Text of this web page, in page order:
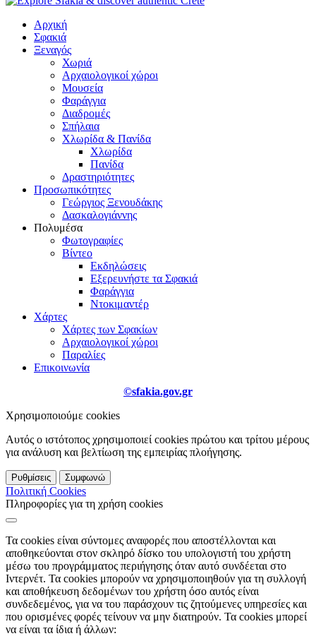
Αρχική
Σφακιά
Ξεναγός
Χωριά
Αρχαιολογικοί χώροι
Μουσεία
Φαράγγια
Διαδρομές
Σπήλαια
Χλωρίδα & Πανίδα
Χλωρίδα
Πανίδα
Δραστηριότητες
Προσωπικότητες
Γεώργιος Ξενουδάκης
Δασκαλογιάννης
Πολυμέσα
Φωτογραφίες
Βίντεο
Εκδηλώσεις
Εξερευνήστε τα Σφακιά
Φαράγγια
Ντοκιμαντέρ
Χάρτες
Χάρτες των Σφακίων
Αρχαιολογικοί χώροι
Παραλίες
Επικοινωνία
©sfakia.gov.gr
Χρησιμοποιούμε cookies
Αυτός ο ιστότοπος χρησιμοποιεί cookies πρώτου και τρίτου μέρους
για ανάλυση και βελτίωση της εμπειρίας πλοήγησης.
Ρυθμίσεις Συμφωνώ
Πολιτική Cookies
Πληροφορίες για τη χρήση cookies
Τα cookies είναι σύντομες αναφορές που αποστέλλονται και
αποθηκεύονται στον σκληρό δίσκο του υπολογιστή του χρήστη
μέσω του προγράμματος περιήγησης όταν αυτό συνδέεται στο
Ιντερνέτ. Τα cookies μπορούν να χρησιμοποιηθούν για τη συλλογή
και αποθήκευση δεδομένων του χρήστη όσο αυτός είναι
συνδεδεμένος, για να του παράσχουν τις ζητούμενες υπηρεσίες και
που ορισμένες φορές τείνουν να μην διατηρούν. Τα cookies μπορεί
να είναι τα ίδια ή άλλων: